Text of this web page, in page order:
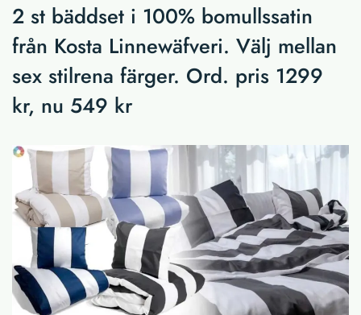
2 st bäddset i 100% bomullssatin
från Kosta Linnewäfveri. Välj mellan
sex stilrena färger. Ord. pris 1299
kr, nu 549 kr